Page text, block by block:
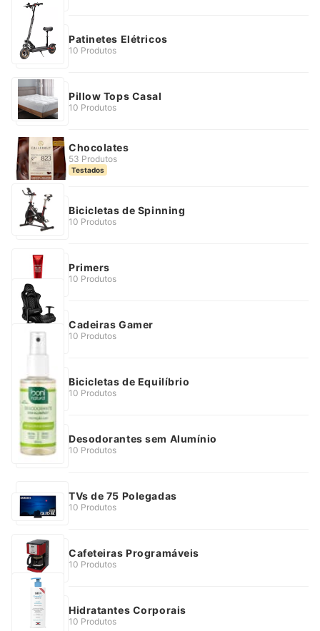
Patinetes Elétricos
10 Produtos
Pillow Tops Casal
10 Produtos
Chocolates
53 Produtos
Testados
Bicicletas de Spinning
10 Produtos
Primers
10 Produtos
Cadeiras Gamer
10 Produtos
Bicicletas de Equilíbrio
10 Produtos
Desodorantes sem Alumínio
10 Produtos
TVs de 75 Polegadas
10 Produtos
Cafeteiras Programáveis
10 Produtos
Hidratantes Corporais
10 Produtos